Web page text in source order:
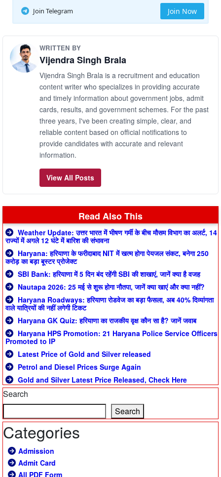
Join Telegram Join Now
WRITTEN BY
Vijendra Singh Brala
Vijendra Singh Brala is a recruitment and education
content writer who specializes in providing accurate
and timely information about government jobs, admit
cards, results, and government schemes. For the past
three years, I've been creating simple, clear, and
reliable content based on official notifications to
provide candidates with accurate and relevant
information.
View All Posts
Read Also This
Weather Update: उत्तर भारत में भीषण गर्मी के बीच मौसम विभाग का अलर्ट, 14
राज्यों में अगले 12 घंटे में बारिश की संभावना
Haryana: हरियाणा के फरीदाबाद NIT में खत्म होगा पेयजल संकट, बनेगा 250
करोड़ का बड़ा बूस्टर प्रोजेक्ट
SBI Bank: हरियाणा में 5 दिन बंद रहेंगी SBI की शाखाएं, जानें क्या है वजह
Nautapa 2026: 25 मई से शुरू होगा नौतपा, जानें क्या खाएं और क्या नहीं?
Haryana Roadways: हरियाणा रोडवेज का बड़ा फैसला, अब 40% दिव्यांगता
वाले यात्रियों की नहीं लगेगी टिकट
Haryana GK Quiz: हरियाणा का राजकीय वृक्ष कौन सा है? जानें जवाब
Haryana HPS Promotion: 21 Haryana Police Service Officers
Promoted to IP
Latest Price of Gold and Silver released
Petrol and Diesel Prices Surge Again
Gold and Silver Latest Price Released, Check Here
Search
Search
Categories
Admission
Admit Card
All PDF Form